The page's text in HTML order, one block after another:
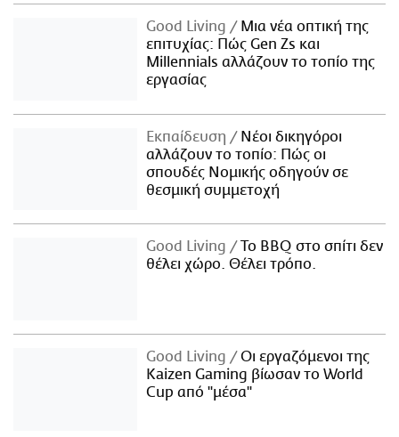
Good Living
Μια νέα οπτική της
επιτυχίας: Πώς Gen Zs και
Millennials αλλάζουν το τοπίο της
εργασίας
Εκπαίδευση
Νέοι δικηγόροι
αλλάζουν το τοπίο: Πώς οι
σπουδές Νομικής οδηγούν σε
θεσμική συμμετοχή
Good Living
Το BBQ στο σπίτι δεν
θέλει χώρο. Θέλει τρόπο.
Good Living
Οι εργαζόμενοι της
Kaizen Gaming βίωσαν το World
Cup από "μέσα"